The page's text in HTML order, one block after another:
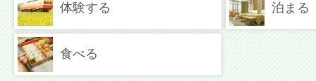
体験する 泊まる
食べる